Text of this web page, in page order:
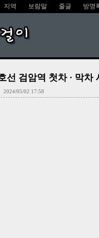
지역 보람말 줄글 방명
이
선 검암역 첫차 · 막차
2024/05/02 17:58